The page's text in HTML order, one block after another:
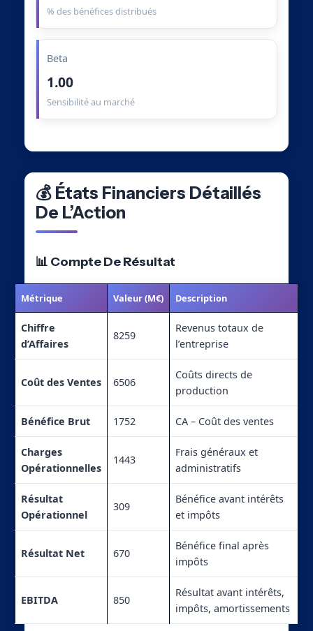
% des bénéfices distribués
Beta
1.00
Sensibilité au marché
💰 États Financiers Détaillés
De L’Action
📊 Compte De Résultat
Métrique Valeur (M€) Description
Chiffre
d’Affaires
8259
Revenus totaux de
l’entreprise
Coût des Ventes 6506
Coûts directs de
production
Bénéfice Brut 1752 CA – Coût des ventes
Charges
Opérationnelles
1443
Frais généraux et
administratifs
Résultat
Opérationnel
309
Bénéfice avant intérêts
et impôts
Résultat Net 670
Bénéfice final après
impôts
EBITDA 850
Résultat avant intérêts,
impôts, amortissements